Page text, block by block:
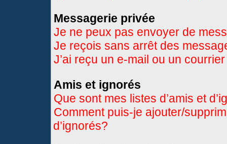
Messagerie privée
Je ne peux pas envoyer de
Je reçois sans arrêt des
J’ai reçu un e-mail ou un
Amis et ignorés
Que sont mes listes d’amis et
Comment puis-je ajouter/
d’ignorés?